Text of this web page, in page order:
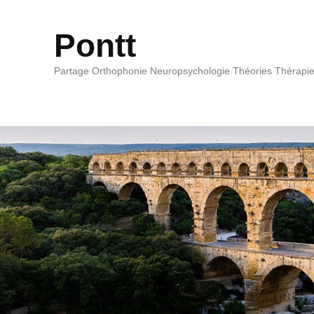
Pontt
Partage Orthophonie Neuropsychologie Théories